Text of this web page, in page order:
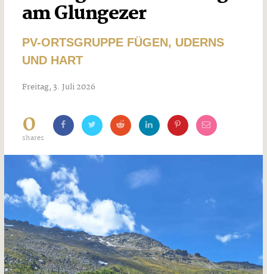
am Glungezer
PV-ORTSGRUPPE FÜGEN, UDERNS
UND HART
Freitag, 3. Juli 2026
0
shares